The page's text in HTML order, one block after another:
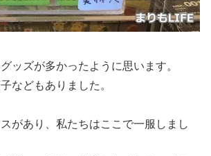
ッズが多かったように思います。
などもありました。
があり、私たちはここで一服しまし